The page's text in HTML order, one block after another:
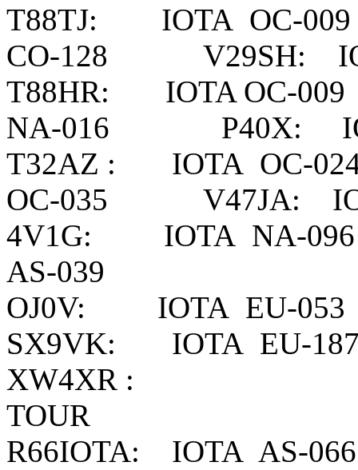
T88TJ: IOTA
CO-128 V29SH:
T88HR: IOTA
NA-016 P40X:
T32AZ : IOTA
OC-035 V47JA:
4V1G: IOTA
AS-039
OJ0V: IOTA EU-
SX9VK: IOTA EU-
XW4XR :
TOUR
R66IOTA: IOTA AS-066